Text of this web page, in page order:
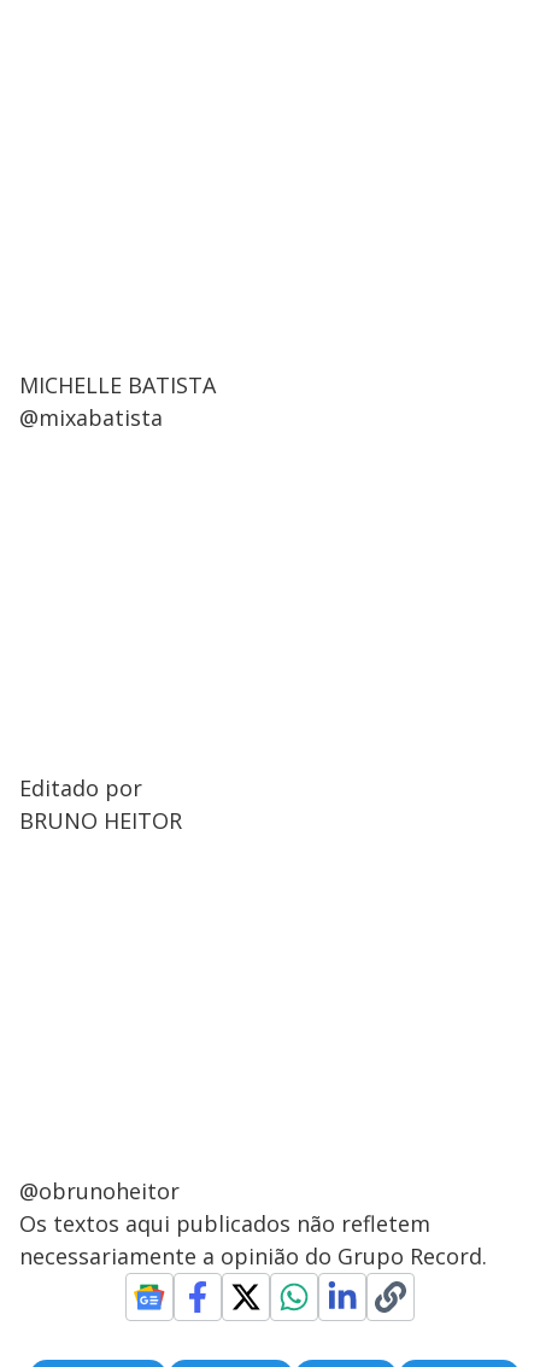
MICHELLE BATISTA
@mixabatista
Editado por
BRUNO HEITOR
@obrunoheitor
Os textos aqui publicados não refletem
necessariamente a opinião do Grupo Record.